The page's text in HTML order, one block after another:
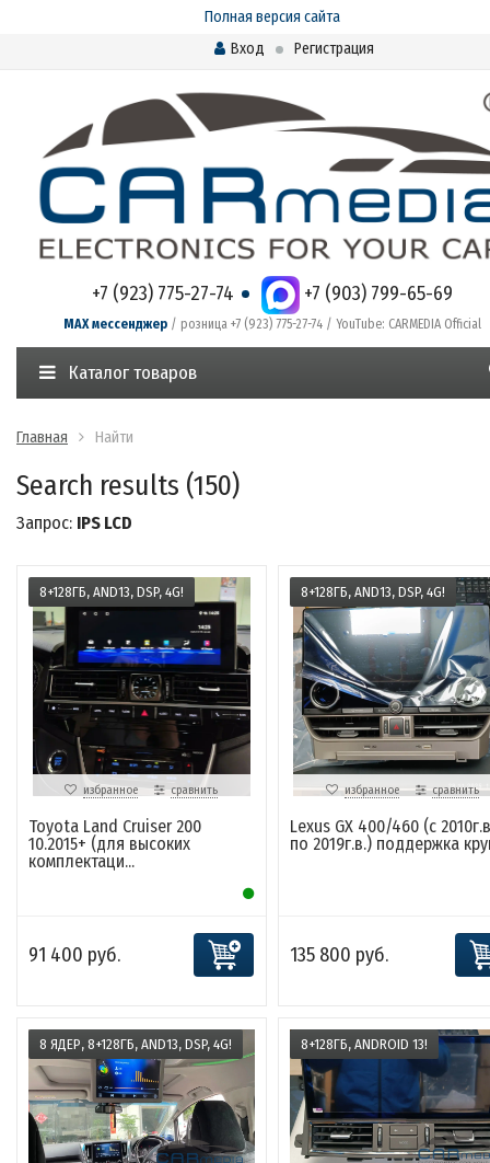
Полная версия сайта
Вход
Регистрация
+7 (923) 775-27-74 +7 (903) 799-65-69
MAX мессенджер/ розница +7 (923) 775-27-74 / YouTube: CARMEDIA Official
Каталог товаров
Главная Найти
Search results (150)
Запрос: IPS LCD
8+128ГБ, AND13, DSP, 4G!
избранное сравнить
Toyota Land Cruiser 200
10.2015+ (для высоких
комплектаци...
91 400 руб.
8+128ГБ, AND13, DSP, 4G!
избранное сравнить
Lexus GX 400/460 (с
по 2019г.в.) поддержка
135 800 руб.
8 ЯДЕР, 8+128ГБ, AND13, DSP, 4G! 8+128ГБ, ANDROID 13!